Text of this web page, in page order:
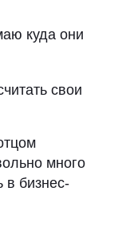
куда они
свои
много
в бизнес-